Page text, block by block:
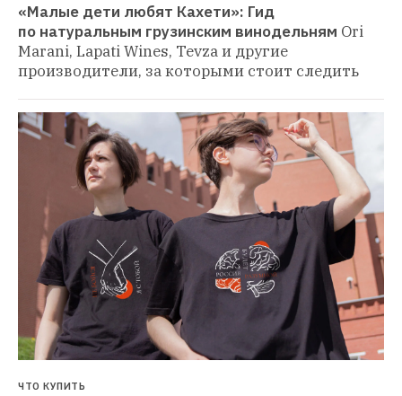
«Малые дети любят Кахети»: Гид
по натуральным грузинским винодельням Ori
Marani, Lapati Wines, Tevza и другие
производители, за которыми стоит следить
ЧТО КУПИТЬ